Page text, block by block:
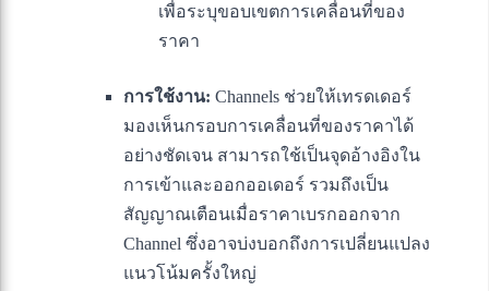
เพื่อระบุขอบเขตการเคลื่อนที่ของ
ราคา
การใช้งาน: Channels ช่วยให้เทรดเดอร์
มองเห็นกรอบการเคลื่อนที่ของราคาได้
อย่างชัดเจน สามารถใช้เป็นจุดอ้างอิงใน
การเข้าและออกออเดอร์ รวมถึงเป็น
สัญญาณเตือนเมื่อราคาเบรกออกจาก
Channel ซึ่งอาจบ่งบอกถึงการเปลี่ยนแปลง
แนวโน้มครั้งใหญ่